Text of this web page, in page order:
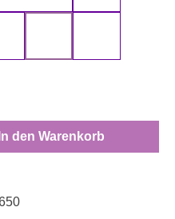
gewünschten
In den Warenkorb